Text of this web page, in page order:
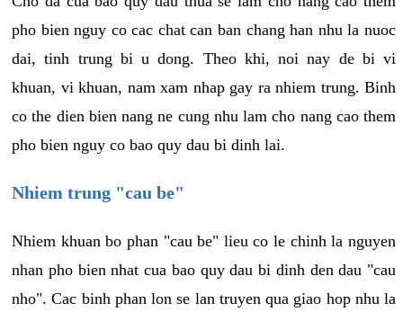
pho bien nguy co cac chat can ban chang han nhu la nuoc
dai, tinh trung bi u dong. Theo khi, noi nay de bi vi
khuan, vi khuan, nam xam nhap gay ra nhiem trung. Binh
co the dien bien nang ne cung nhu lam cho nang cao them
pho bien nguy co bao quy dau bi dinh lai.
Nhiem trung "cau be"
Nhiem khuan bo phan "cau be" lieu co le chinh la nguyen
nhan pho bien nhat cua bao quy dau bi dinh den dau "cau
nho". Cac binh phan lon se lan truyen qua giao hop nhu la